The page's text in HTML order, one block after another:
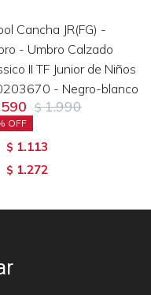
Cancha JR(FG) -
- Umbro Calzado
II TF Junior de Niños
- Negro-blanco
$ 1.990
$ 1.113
$ 1.272